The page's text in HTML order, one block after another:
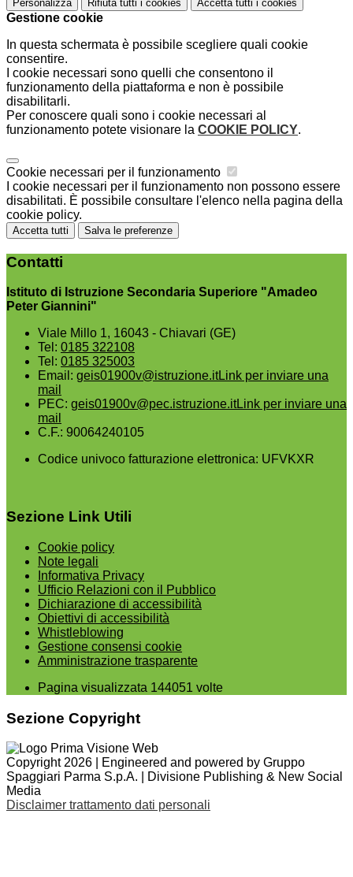
Personalizza Rifiuta tutti i cookies Accetta tutti i cookies
Gestione cookie
In questa schermata è possibile scegliere quali cookie
consentire.
I cookie necessari sono quelli che consentono il
funzionamento della piattaforma e non è possibile
disabilitarli.
Per conoscere quali sono i cookie necessari al
funzionamento potete visionare la COOKIE POLICY.
Cookie necessari per il funzionamento
I cookie necessari per il funzionamento non possono essere
disabilitati. È possibile consultare l'elenco nella pagina della
cookie policy.
Accetta tutti Salva le preferenze
Contatti
Istituto di Istruzione Secondaria Superiore "Amadeo
Peter Giannini"
Viale Millo 1, 16043 - Chiavari (GE)
Tel: 0185 322108
Tel: 0185 325003
Email: geis01900v@istruzione.itLink per inviare una
mail
PEC: geis01900v@pec.istruzione.itLink per inviare una
mail
C.F.: 90064240105
Codice univoco fatturazione elettronica: UFVKXR
Sezione Link Utili
Cookie policy
Note legali
Informativa Privacy
Ufficio Relazioni con il Pubblico
Dichiarazione di accessibilità
Obiettivi di accessibilità
Whistleblowing
Gestione consensi cookie
Amministrazione trasparente
Pagina visualizzata 144051 volte
Sezione Copyright
Copyright 2026 | Engineered and powered by Gruppo
Spaggiari Parma S.p.A. | Divisione Publishing & New Social
Media
Disclaimer trattamento dati personali